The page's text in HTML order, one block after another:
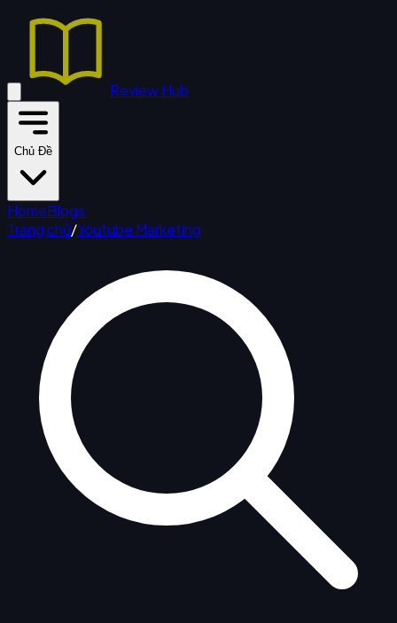
Review Hub
Chủ Đề
HomeBlogs
Trang chủ/Youtube Marketing